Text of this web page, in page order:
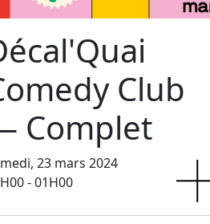
Club
Complet
23 mars 2024
- 01H00